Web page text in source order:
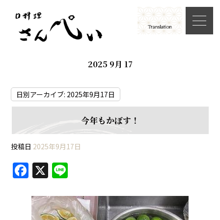
2025 9月 17
日別アーカイブ: 2025年9月17日
今年もかぼす！
投稿日 2025年9月17日
F
c
X
e